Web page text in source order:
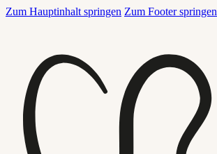
Zum Hauptinhalt springen Zum Footer springen